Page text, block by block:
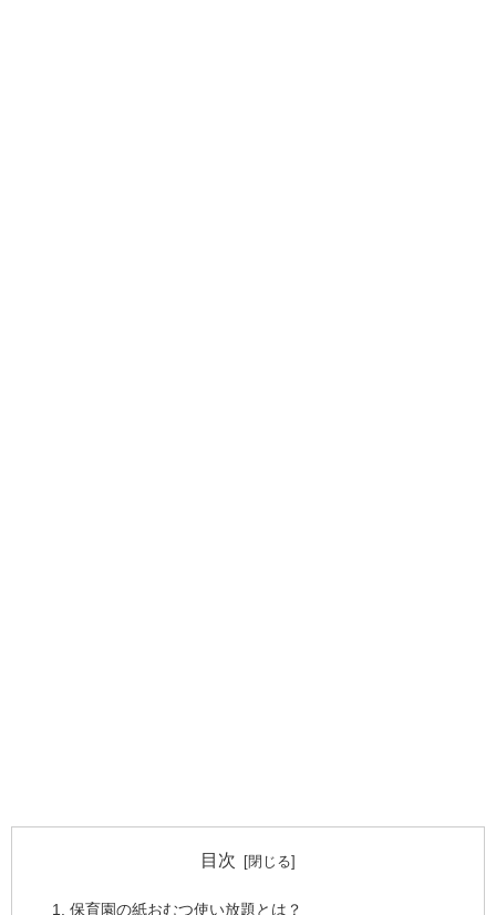
目次
保育園の紙おむつ使い放題とは？